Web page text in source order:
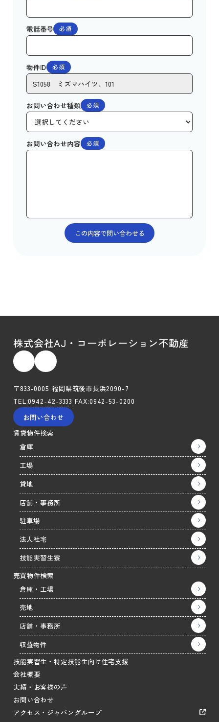
電話番号 必須
物件ID 必須
お問い合わせ種類 必須
お問い合わせ内容 必須
株式会社AJ・コーポレーション不動産
〒833-0005 福岡県筑後市長浜2090-7
TEL:0942-42-3333 FAX:0942-53-0200
お問い合わせ
賃貸物件検索
倉庫
工場
貸地
店舗・事務所
駐車場
法人社宅
技能実習生寮
売買物件検索
倉庫・工場
売地
店舗・事務所
収益物件
技能実習生・特定技能生向け住宅支援
会社概要
実績・お客様の声
お問い合わせ
アクセス・ジャパングループ